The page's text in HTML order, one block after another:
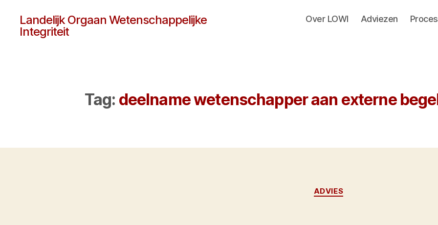
Landelijk Orgaan Wetenschappelijke
Integriteit
Over LOWI Adviezen
Tag: deelname wetenschapper aan externe
Categorieën
ADVIES